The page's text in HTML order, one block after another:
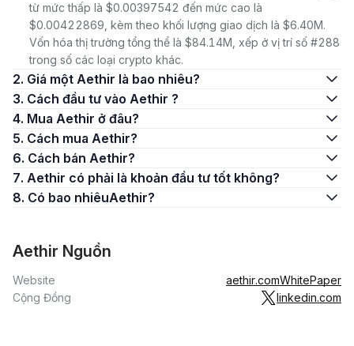
từ mức thấp là $0.00397542 đến mức cao là
$0.00422869, kèm theo khối lượng giao dịch là $6.40M.
Vốn hóa thị trường tổng thể là $84.14M, xếp ở vị trí số #288
trong số các loại crypto khác.
2. Giá một Aethir là bao nhiêu?
3. Cách đầu tư vào Aethir ?
4. Mua Aethir ở đâu?
5. Cách mua Aethir?
6. Cách bán Aethir?
7. Aethir có phải là khoản đầu tư tốt không?
8. Có bao nhiêuAethir?
Aethir Nguồn
Website aethir.comWhitePaper
Cộng Đồng
linkedin.com